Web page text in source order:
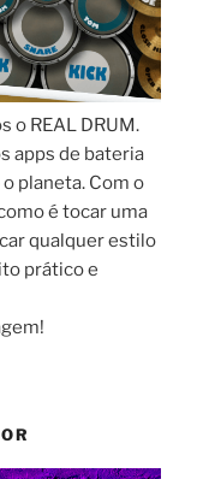
o REAL DRUM.
apps de bateria
planeta. Com o
é tocar uma
qualquer estilo
prático e